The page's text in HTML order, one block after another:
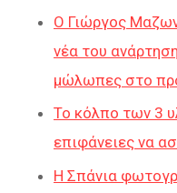
Ο Γιώργος
νέα του
μώλωπες στο
Το κόλπο των 3
επιφάνειες να
Η Σπάνια